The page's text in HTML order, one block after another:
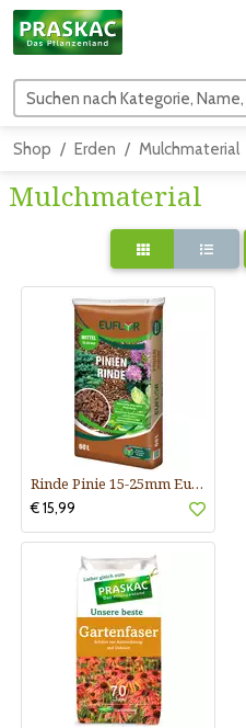
Shop Erden Mulchmaterial
Mulchmaterial
Rinde Pinie 15-25mm Euflor
€ 15,99